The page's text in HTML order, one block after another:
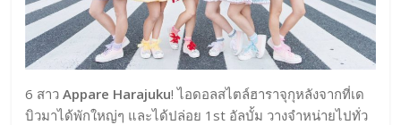
6 สาวAppare Harajuku! ไอดอลสไตล์ฮาราจุกุหลังจากที่เด
บิวมาได้พักใหญ่ๆ และได้ปล่อย 1st อัลบั้ม วางจำหน่ายไปทั่ว